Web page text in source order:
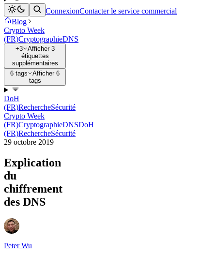
ConnexionContacter le service commercial
Blog
Crypto Week
(FR)CryptographieDNS
+3
Afficher 3
étiquettes
supplémentaires
6 tags
Afficher 6
tags
DoH
(FR)RechercheSécurité
Crypto Week
(FR)CryptographieDNSDoH
(FR)RechercheSécurité
29 octobre 2019
Explication
du
chiffrement
des DNS
Peter Wu